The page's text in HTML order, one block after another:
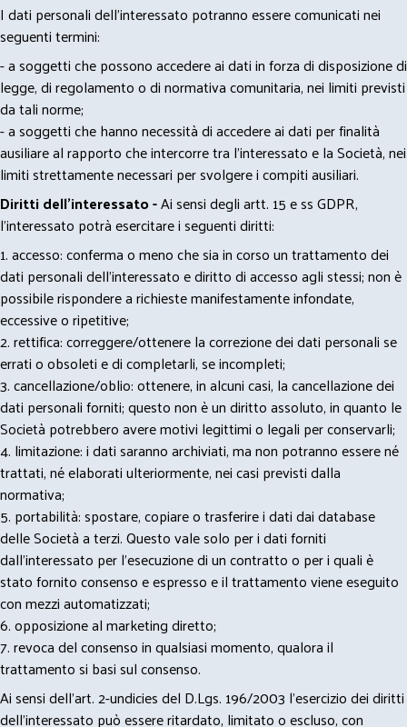
I dati personali dell’interessato potranno essere comunicati nei
seguenti termini:
- a soggetti che possono accedere ai dati in forza di disposizione di
legge, di regolamento o di normativa comunitaria, nei limiti previsti
da tali norme;
- a soggetti che hanno necessità di accedere ai dati per finalità
ausiliare al rapporto che intercorre tra l’interessato e la Società, nei
limiti strettamente necessari per svolgere i compiti ausiliari.
Diritti dell’interessato -Ai sensi degli artt. 15 e ss GDPR,
l’interessato potrà esercitare i seguenti diritti:
1. accesso: conferma o meno che sia in corso un trattamento dei
dati personali dell’interessato e diritto di accesso agli stessi; non è
possibile rispondere a richieste manifestamente infondate,
eccessive o ripetitive;
2. rettifica: correggere/ottenere la correzione dei dati personali se
errati o obsoleti e di completarli, se incompleti;
3. cancellazione/oblio: ottenere, in alcuni casi, la cancellazione dei
dati personali forniti; questo non è un diritto assoluto, in quanto le
Società potrebbero avere motivi legittimi o legali per conservarli;
4. limitazione: i dati saranno archiviati, ma non potranno essere né
trattati, né elaborati ulteriormente, nei casi previsti dalla
normativa;
5. portabilità: spostare, copiare o trasferire i dati dai database
delle Società a terzi. Questo vale solo per i dati forniti
dall’interessato per l’esecuzione di un contratto o per i quali è
stato fornito consenso e espresso e il trattamento viene eseguito
con mezzi automatizzati;
6. opposizione al marketing diretto;
7. revoca del consenso in qualsiasi momento, qualora il
trattamento si basi sul consenso.
Ai sensi dell’art. 2-undicies del D.Lgs. 196/2003 l’esercizio dei diritti
dell’interessato può essere ritardato, limitato o escluso, con